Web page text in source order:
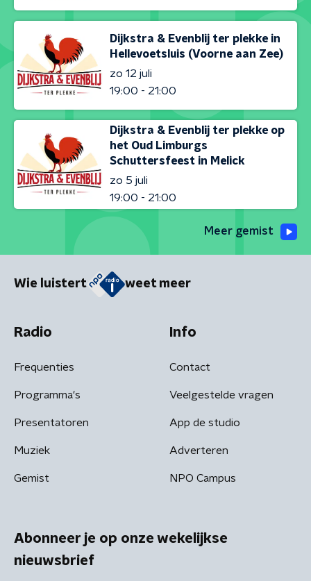
Dijkstra & Evenblij ter plekke in
Hellevoetsluis (Voorne aan Zee)
zo 12 juli
19:00 - 21:00
Dijkstra & Evenblij ter plekke op
het Oud Limburgs
Schuttersfeest in Melick
zo 5 juli
19:00 - 21:00
Meer gemist
Wie luistert weet meer
Radio
Frequenties
Programma's
Presentatoren
Muziek
Gemist
Info
Contact
Veelgestelde vragen
App de studio
Adverteren
NPO Campus
Abonneer je op onze wekelijkse
nieuwsbrief